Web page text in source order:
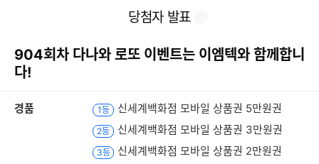
당첨자 발표
기
904회차 다나와 로또 이벤트는 이엠텍와 함께합니
다!
경품 1등 신세계백화점 모바일 상품권 5만원권
2등 신세계백화점 모바일 상품권 3만원권
3등
신세계백화점 모바일 상품권 2만원권